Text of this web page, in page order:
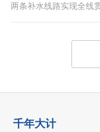
两条补水线路实现全线贯
千年大计